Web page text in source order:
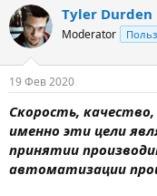
т
о
р
т
е
м
ы
т
а
н
а
л
Tyler Durden
Moderator
19 Фев 2020
Скорость,
именно эти цели
принятии
автоматизации